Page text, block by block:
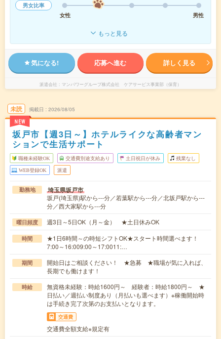
男女比率
女性
男性
もっと見る
気になる! 応募へ進む 詳しく見る
派遣会社 マンパワーグループ株式会社 ケアサービス事業部（保育）
未読
NEW
掲載日 2026/08/05
坂戸市【週3日～】ホテルライクな高齢者マン
ションで生活サポート
職種未経験OK 交通費別途支給あり 土日祝日が休み 残業なし
WEB登録OK 派遣
勤務地 埼玉県坂戸市
坂戸(埼玉県)駅から---分／若葉駅から---分／北坂戸駅から---
分／西大家駅から---分
曜日頻度 週3日～5日OK（月～金） ★土日休みOK
時間
★1日6時間～の時短シフトOK★スタート時間選べます！
7:00～16:009:00～17:0011:…
期間
開始日はご相談ください！ ★急募 ★職場が気に入れば、
長期でも働けます！
時給
無資格未経験：時給1600円～ 経験者：時給1800円～ ★
日払い／週払い制度あり（月払いも選べます）※稼働開始時
は手続き完了次第のお支払いとなります。
交通費
交通費全額支給※規定有